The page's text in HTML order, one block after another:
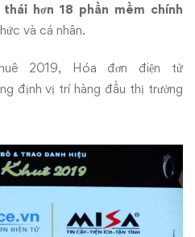
thái hơn 18 phần mềm chính
và cá nhân.
2019, Hóa đơn điện tử
định vị trí hàng đầu thị trường